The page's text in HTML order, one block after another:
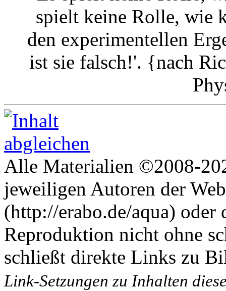
spielt keine Rolle, wie
den experimentellen
ist sie falsch!'. {nach
Alle Materialien ©2008-
jeweiligen Autoren der
(http://erabo.de/aqua) oder
Reproduktion nicht ohne
schließt direkte Links zu
Link-Setzungen zu Inhalten